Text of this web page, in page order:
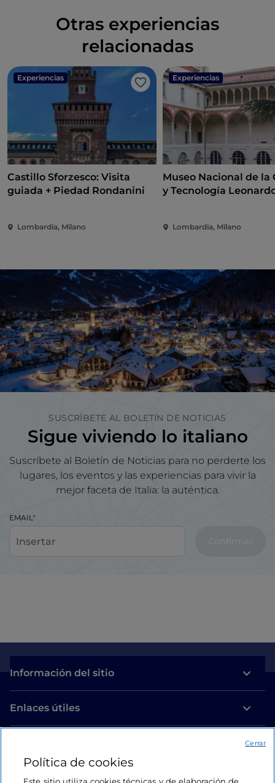
Otras experiencias
relacionadas
Experiencias
Me gusta
Castillo Sforzesco: Visita
guiada + Piedad Rondanini
Lombardia, Milano
Experiencias
Museo Nacional de la
y Tecnología
Lombardia, Milano
SUSCRÍBETE AL BOLETÍN DE NOTICIAS
Sigue viviendo lo italiano
Suscríbete al Boletín de Noticias para no perderte los
lugares, los eventos y las experiencias para vivir la
mejor faceta de Italia: la auténtica.
EMAIL
Información del sitio
Enlaces útiles
Estamos en contacto
Política de cookies
Cerrar